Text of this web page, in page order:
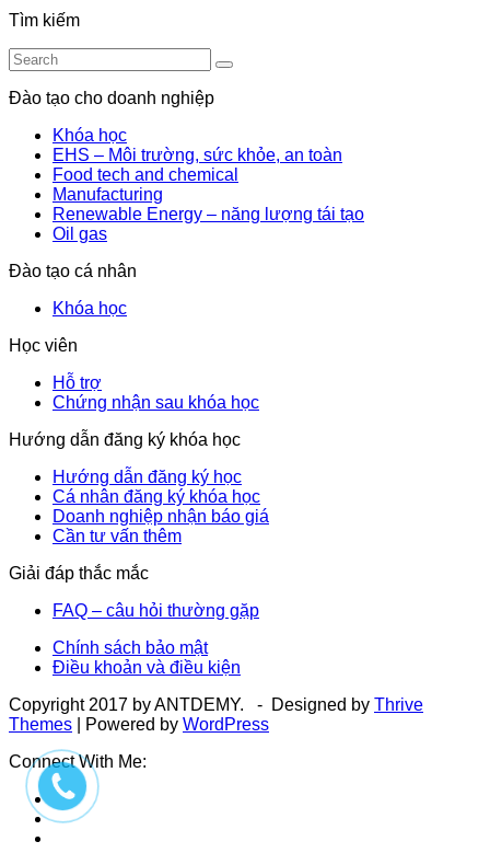
Tìm kiếm
Đào tạo cho doanh nghiệp
Khóa học
EHS – Môi trường, sức khỏe, an toàn
Food tech and chemical
Manufacturing
Renewable Energy – năng lượng tái tạo
Oil gas
Đào tạo cá nhân
Khóa học
Học viên
Hỗ trợ
Chứng nhận sau khóa học
Hướng dẫn đăng ký khóa học
Hướng dẫn đăng ký học
Cá nhân đăng ký khóa học
Doanh nghiệp nhận báo giá
Cần tư vấn thêm
Giải đáp thắc mắc
FAQ – câu hỏi thường gặp
Chính sách bảo mật
Điều khoản và điều kiện
Copyright 2017 by ANTDEMY. - Designed by Thrive
Themes | Powered by WordPress
Connect With Me: